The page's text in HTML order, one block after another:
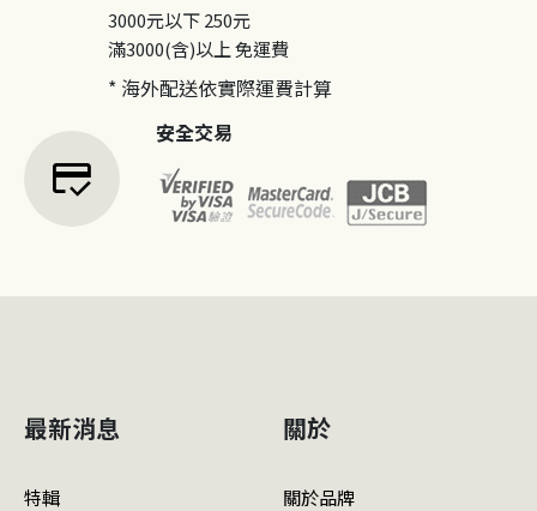
3000元以下250元
滿3000(含)以上免運費
* 海外配送依實際運費計算
credit_score
安全交易
最新消息
特輯
關於
關於品牌